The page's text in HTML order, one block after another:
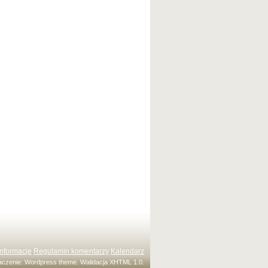
Regulamin komentarzy Kalendarz
Wordpress theme. WalidacjaXHTML 1.0.